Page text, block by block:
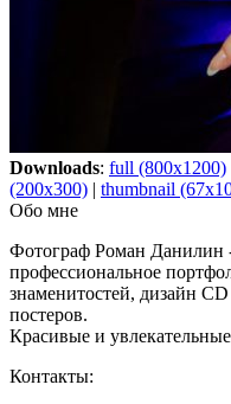
Downloads: full (800x1200)
(200x300) | thumbnail
Обо мне
Фотограф Роман Данилин
профессиональное
знаменитостей, дизайн
постеров.
Красивые и
Контакты: